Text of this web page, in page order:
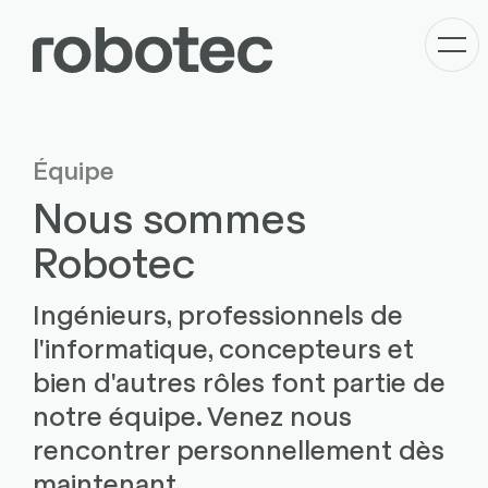
Équipe
Nous sommes
Robotec
Ingénieurs, professionnels de
l'informatique, concepteurs et
bien d'autres rôles font partie de
notre équipe. Venez nous
rencontrer personnellement dès